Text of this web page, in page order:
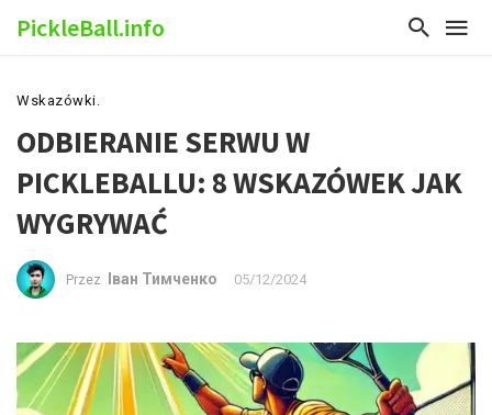
PickleBall.info
Wskazówki.
ODBIERANIE SERWU W
PICKLEBALLU: 8 WSKAZÓWEK JAK
WYGRYWAĆ
Przez Іван Тимченко 05/12/2024